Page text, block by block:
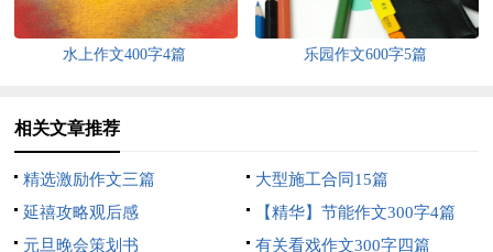
水上作文400字4篇 乐园作文600字5篇
相关文章推荐
精选激励作文三篇
大型施工合同15篇
延禧攻略观后感
【精华】节能作文300字4篇
元旦晚会策划书
有关看戏作文300字四篇